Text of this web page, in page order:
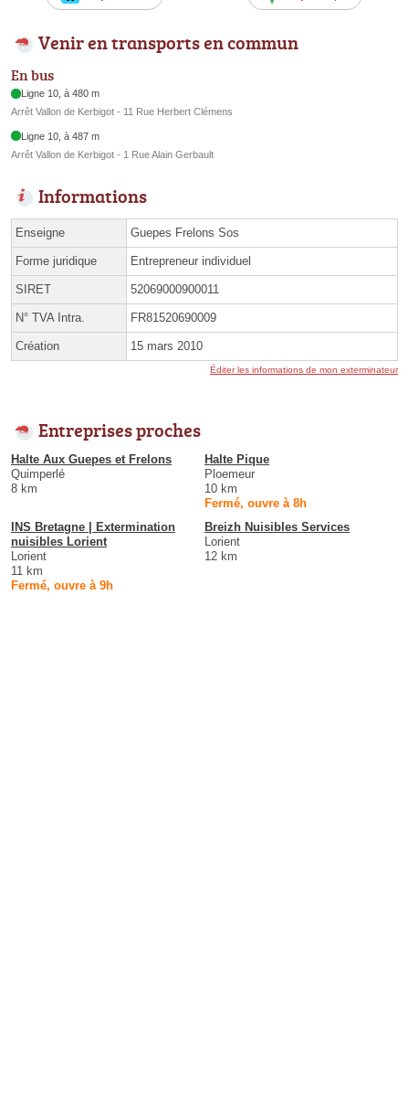
Venir en transports en commun
En bus
Ligne 10, à 480 m
Arrêt Vallon de Kerbigot - 11 Rue Herbert Clémens
Ligne 10, à 487 m
Arrêt Vallon de Kerbigot - 1 Rue Alain Gerbault
Informations
Enseigne Guepes Frelons Sos
Forme juridique Entrepreneur individuel
SIRET 52069000900011
N° TVA Intra. FR81520690009
Création 15 mars 2010
Éditer les informations de mon exterminateur
Entreprises proches
Halte Aux Guepes et Frelons
Quimperlé
8 km
Halte Pique
Ploemeur
10 km
Fermé, ouvre à 8h
INS Bretagne | Extermination
nuisibles Lorient
Lorient
11 km
Fermé, ouvre à 9h
Breizh Nuisibles Services
Lorient
12 km